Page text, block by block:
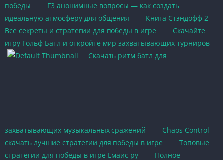
победы
F3 анонимные вопросы — как создать
идеальную атмосферу для общения
Книга Стэндофф 2
Все секреты и стратегии для победы в игре
Скачайте
игру Гольф Батл и откройте мир захватывающих турниров
Скачать ритм батл для
захватывающих музыкальных сражений
Chaos Control
скачать лучшие стратегии для победы в игре
Топовые
стратегии для победы в игре Емаис ру
Полное